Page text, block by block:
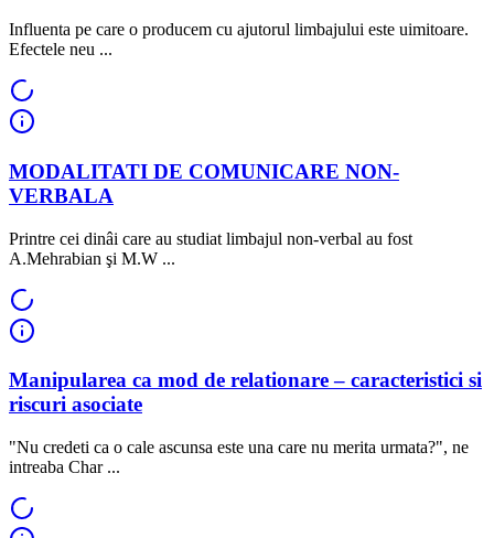
Influenta pe care o producem cu ajutorul limbajului este uimitoare.
Efectele neu ...
MODALITATI DE COMUNICARE NON-
VERBALA
Printre cei dinâi care au studiat limbajul non-verbal au fost
A.Mehrabian şi M.W ...
Manipularea ca mod de relationare – caracteristici si
riscuri asociate
"Nu credeti ca o cale ascunsa este una care nu merita urmata?", ne
intreaba Char ...